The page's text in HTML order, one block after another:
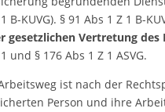
B-KUVG). § 91 Abs 1 Z 1 B-
gesetzlichen Vertretung des
und § 176 Abs 1 Z 1 ASVG.
ist nach der
Person und ihre